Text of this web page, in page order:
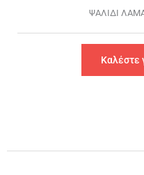
ΨΑΛΙΔΙ
Καλέστε